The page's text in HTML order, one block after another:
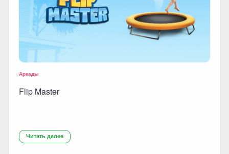
Аркады
Flip Master
Читать далее